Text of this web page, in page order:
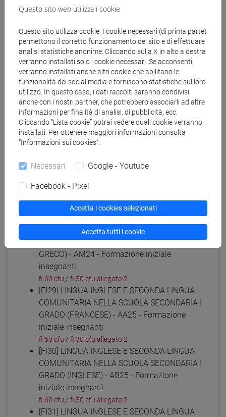
[FI24] LINGUE E CULTURE STRANIERE NEGLI
(GIAPPONESE) - AJ24 - Formazione iniziale
insegnanti
fi 60 cfu/fi 30 cfu allegato 2
[FI25] LINGUE E CULTURE STRANIERE NEGLI
ISTITUTI DI ISTRUZIONE DI II GRADO
(PORTOGHESE) - AN24 - Formazione iniziale
insegnanti
fi 60 cfu/fi 30 cfu allegato 2
[FI26] LINGUA E CULTURA STRANIERA
(EBRAICO) - AK24 - Formazione iniziale
fi 60 cfu / fi 30 cfu allegato 2
[FI27] LINGUA E CULTURA STRANIERA
insegnanti
fi 60 cfu/fi 30 cfu allegato 2
[FI28] LINGUE E CULTURE STRANIERE NEGLI
ISTITUTI DI ISTRUZIONE DI II GRADO (NEO-
GRECO) - AM24 - Formazione iniziale
insegnanti
fi 60 cfu / fi 30 cfu allegato 2
[FI29] LINGUA INGLESE E SECONDA LINGUA
COMUNITARIA NELLA SCUOLA SECONDARIA I
GRADO (FRANCESE) - AA25 - Formazione
iniziale insegnanti
fi 60 cfu / fi 30 cfu allegato 2
[FI30] LINGUA INGLESE E SECONDA LINGUA
COMUNITARIA NELLA SCUOLA SECONDARIA I
GRADO (INGLESE) - AB25 - Formazione
iniziale insegnanti
fi 60 cfu / fi 30 cfu allegato 2
[FI31] LINGUA INGLESE E SECONDA LINGUA
Questo sito web utilizza i cookie
Questo sito utilizza cookie. I cookie necessari (di prima parte)
permettono il corretto funzionamento del sito e di effettuare
analisi statistiche anonime. Cliccando sulla X in alto a destra
verranno installati solo i cookie necessari. Se acconsenti,
verranno installati anche altri cookie che abilitano le
funzionalità dei social media e forniscono statistiche sul loro
utilizzo. In questo caso, i dati raccolti saranno condivisi
anche con i nostri partner, che potrebbero associarli ad altre
informazioni per finalità di analisi, di pubblicità, ecc.
Cliccando “Lista cookie” potrai vedere quali cookie verranno
installati. Per ottenere maggiori informazioni consulta
“Informazioni sui cookies”.
Necessari Google - Youtube
Facebook - Pixel
Accetta i cookies selezionati
Accetta tutti i cookie